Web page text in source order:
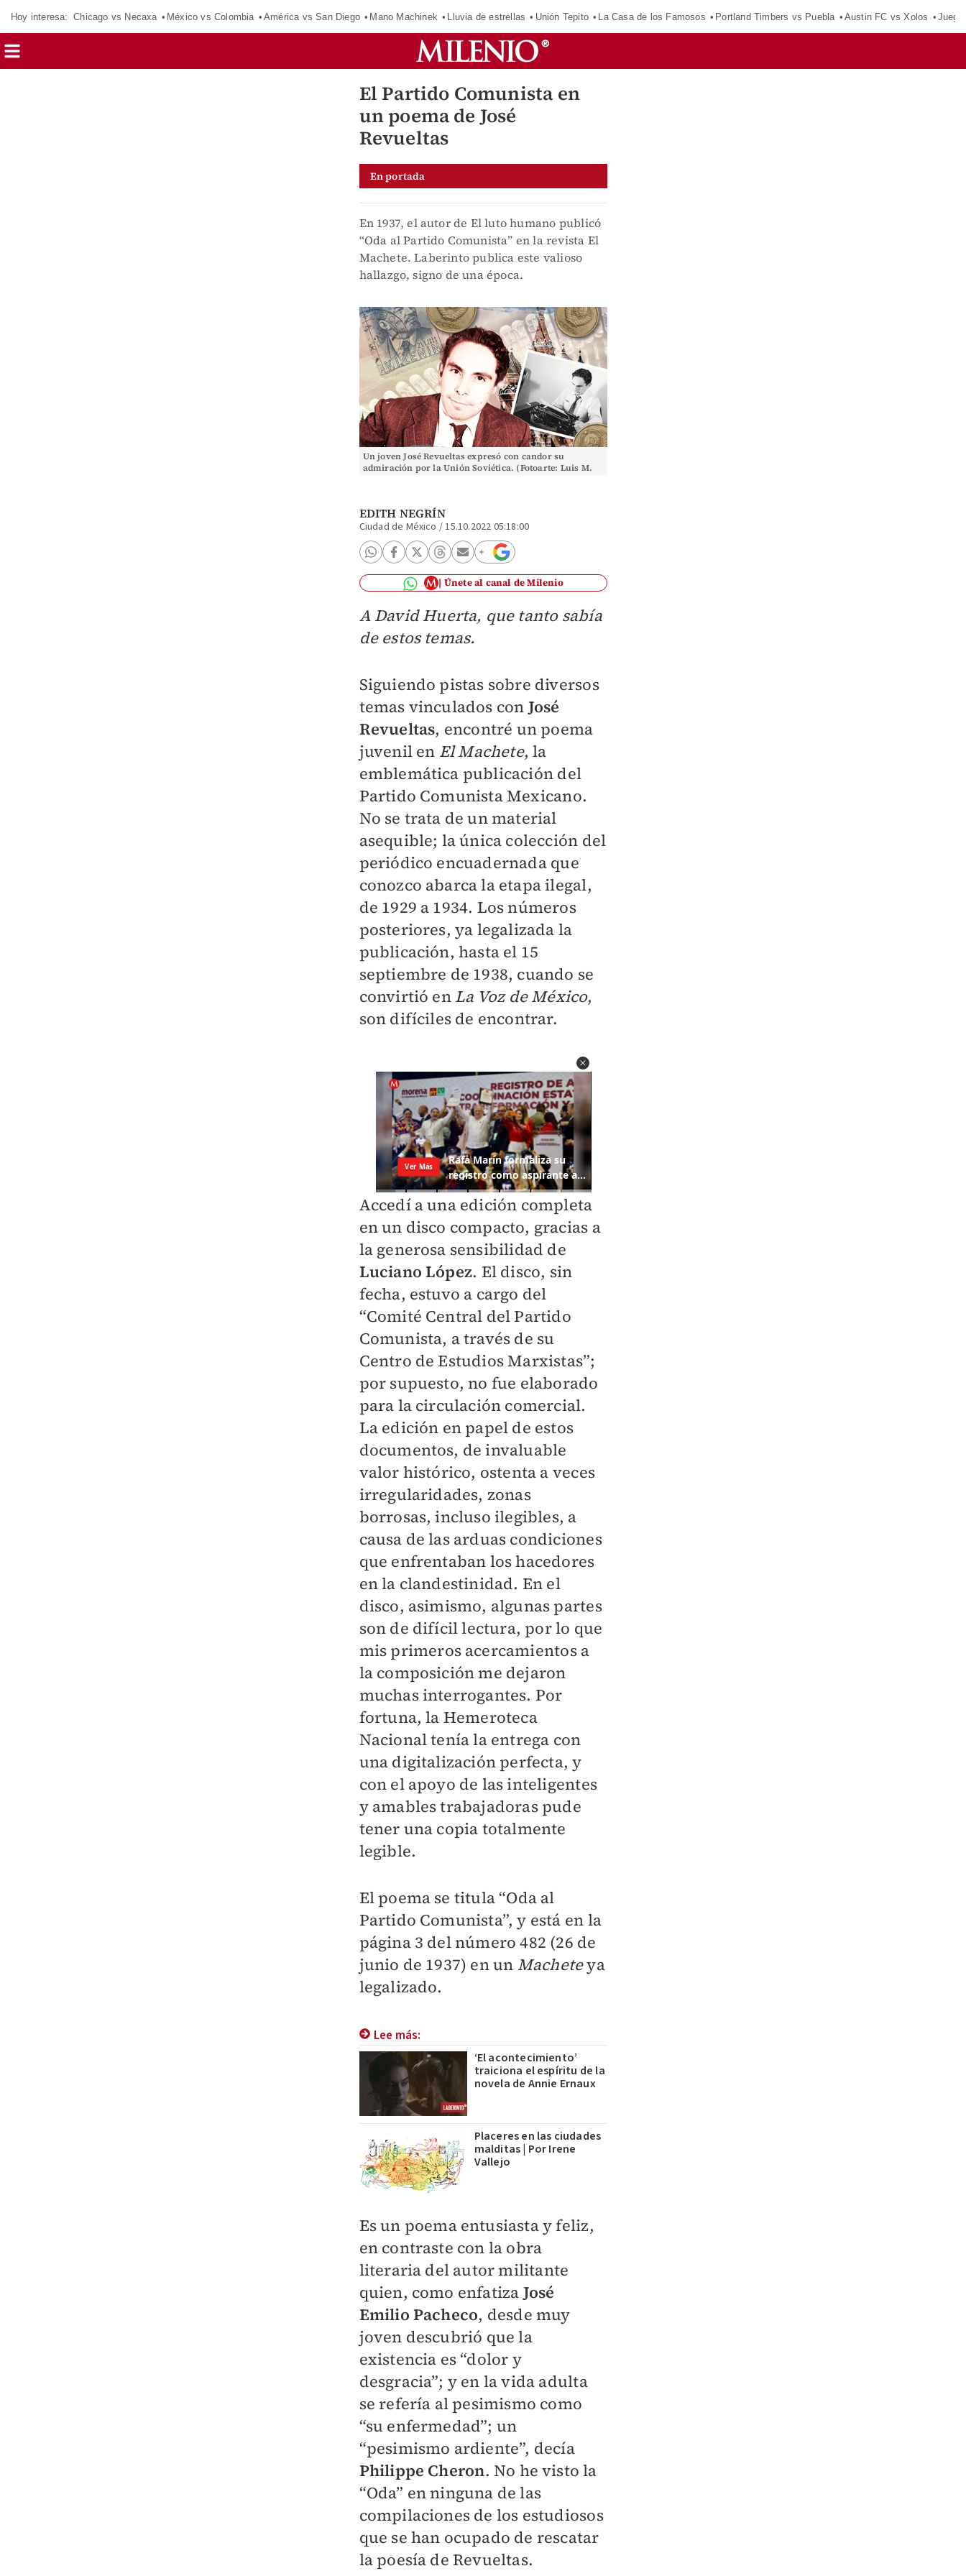
Hoy interesa: Chicago vs Necaxa México vs Colombia América vs San Diego Mano Machinek Lluvia de estrellas Unión Tepito La Casa de los Famosos Portland Timbers vs Puebla Austin FC vs Xolos
El Partido Comunista en
un poema de José
Revueltas
En portada
En 1937, el autor de El luto humano publicó
“Oda al Partido Comunista” en la revista El
Machete. Laberinto publica este valioso
hallazgo, signo de una época.
Un joven José Revueltas expresó con candor su
admiración por la Unión Soviética. (Fotoarte: Luis M.
EDITH NEGRÍN
Ciudad de México /15.10.2022 05:18:00
Únete al canal de Milenio
A David Huerta, que tanto sabía
de estos temas.
Siguiendo pistas sobre diversos
temas vinculados con José
Revueltas, encontré un poema
juvenil en El Machete, la
emblemática publicación del
Partido Comunista Mexicano.
No se trata de un material
asequible; la única colección del
periódico encuadernada que
conozco abarca la etapa ilegal,
de 1929 a 1934. Los números
posteriores, ya legalizada la
publicación, hasta el 15
septiembre de 1938, cuando se
convirtió en La Voz de México,
son difíciles de encontrar.
Accedí a una edición completa
en un disco compacto, gracias a
la generosa sensibilidad de
Luciano López. El disco, sin
fecha, estuvo a cargo del
“Comité Central del Partido
Comunista, a través de su
Centro de Estudios Marxistas”;
por supuesto, no fue elaborado
para la circulación comercial.
La edición en papel de estos
documentos, de invaluable
valor histórico, ostenta a veces
irregularidades, zonas
borrosas, incluso ilegibles, a
causa de las arduas condiciones
que enfrentaban los hacedores
en la clandestinidad. En el
disco, asimismo, algunas partes
son de difícil lectura, por lo que
mis primeros acercamientos a
la composición me dejaron
muchas interrogantes. Por
fortuna, la Hemeroteca
Nacional tenía la entrega con
una digitalización perfecta, y
con el apoyo de las inteligentes
y amables trabajadoras pude
tener una copia totalmente
legible.
El poema se titula “Oda al
Partido Comunista”, y está en la
página 3 del número 482 (26 de
junio de 1937) en un Macheteya
legalizado.
Lee más:
‘El acontecimiento’
traiciona el espíritu de la
novela de Annie Ernaux
Placeres en las ciudades
malditas | Por Irene
Vallejo
Es un poema entusiasta y feliz,
en contraste con la obra
literaria del autor militante
quien, como enfatiza José
Emilio Pacheco, desde muy
joven descubrió que la
existencia es “dolor y
desgracia”; y en la vida adulta
se refería al pesimismo como
“su enfermedad”; un
“pesimismo ardiente”, decía
Philippe Cheron. No he visto la
“Oda” en ninguna de las
compilaciones de los estudiosos
que se han ocupado de rescatar
la poesía de Revueltas.